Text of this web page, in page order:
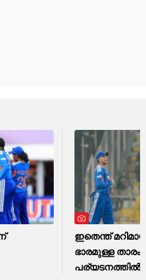
ഇതെന്ത്
ഭാരമുള്ള
പര്യടനത്തില്‍!